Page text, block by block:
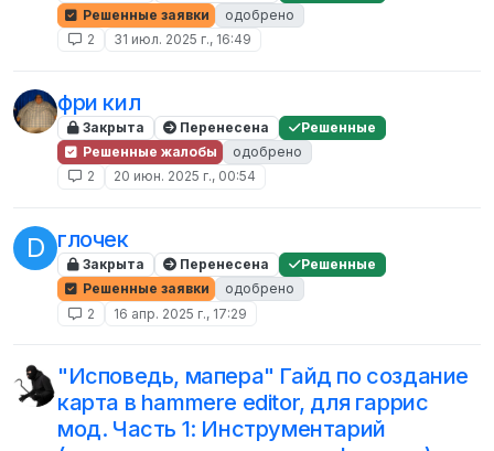
Решенные заявки
одобрено
2
31 июл. 2025 г., 16:49
фри кил
Закрыта Перенесена
Решенные
Решенные жалобы
одобрено
2
20 июн. 2025 г., 00:54
D глочек
Закрыта Перенесена
Решенные
Решенные заявки
одобрено
2
16 апр. 2025 г., 17:29
"Исповедь, мапера" Гайд по создание
карта в hammere editor, для гаррис
мод. Часть 1: Инструментарий